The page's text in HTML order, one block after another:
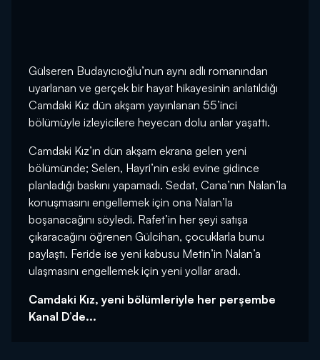
Gülseren Budayıcıoğlu’nun aynı adlı romanından
uyarlanan ve gerçek bir hayat hikayesinin anlatıldığı
Camdaki Kız dün akşam yayınlanan 55’inci
bölümüyle izleyicilere heyecan dolu anlar yaşattı.
Camdaki Kız’ın dün akşam ekrana gelen yeni
bölümünde; Selen, Hayri’nin eski evine gidince
planladığı baskını yapamadı. Sedat, Cana’nın Nalan’la
konuşmasını engellemek için ona Nalan’la
boşanacağını söyledi. Rafet’in her şeyi satışa
çıkaracağını öğrenen Gülcihan, çocuklarla bunu
paylaştı. Feride ise yeni kabusu Metin’in Nalan’a
ulaşmasını engellemek için yeni yollar aradı.
Camdaki Kız, yeni bölümleriyle her perşembe
Kanal D’de...